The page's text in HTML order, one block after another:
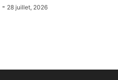
- 28 juillet, 2026